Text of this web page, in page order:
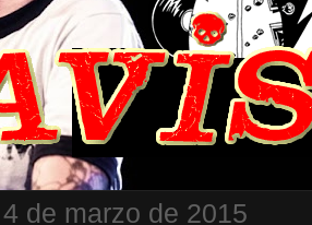
de marzo de 2015